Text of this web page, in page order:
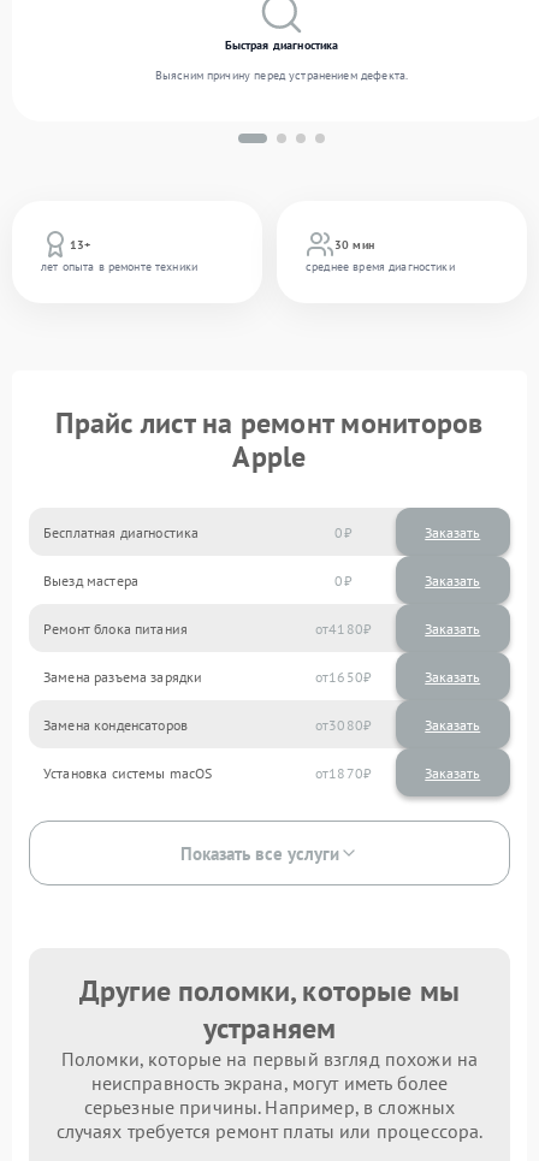
13+
лет опыта в ремонте техники
30 мин
среднее время диагностики
Быстрая диагностика
Выясним причину перед устранением дефекта.
Прайс лист на ремонт мониторов
Apple
Бесплатная диагностика 0 Заказать
Выезд мастера 0 Заказать
Ремонт блока питания 4180
Замена разъема зарядки 1650
Замена конденсаторов 3080
Установка системы macOS 1870
Показать все услуги
Другие поломки, которые мы
устраняем
Поломки, которые на первый взгляд похожи на
неисправность экрана, могут иметь более
серьезные причины. Например, в сложных
случаях требуется ремонт платы или процессора.